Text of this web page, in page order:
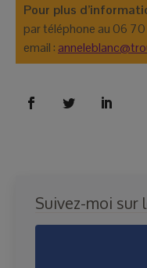
par téléphone au 06
email :
Suivez-moi sur